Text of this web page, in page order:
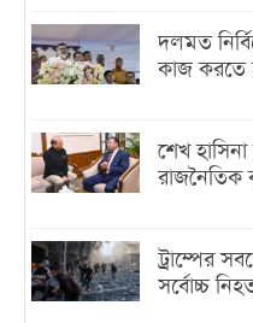
দলমত
কাজ করতে
শেখ
রাজনৈতিক
ট্রাম্পের
সর্বোচ্চ